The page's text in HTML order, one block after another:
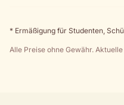
* Ermäßigung für Studenten,
Alle Preise ohne Gewähr.